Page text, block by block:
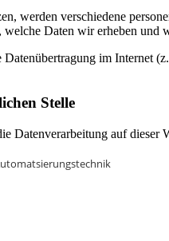
werden verschiedene
welche Daten wir erheben
Datenübertragung im Internet
Stelle
Datenverarbeitung auf dieser